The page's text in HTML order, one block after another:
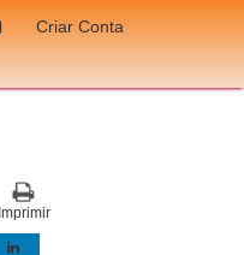
Criar Conta
Imprimir